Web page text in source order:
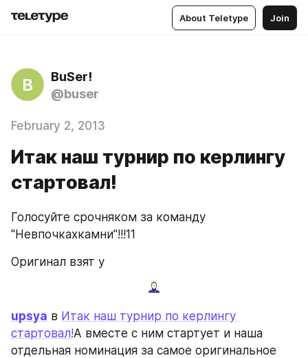
About Teletype Join
B
BuSer!
@buser
February 2, 2013
Итак наш турнир по керлингу
стартовал!
Голосуйте срочняком за команду
"Невпочкахкамни"!!!11
Оригинал взят у
upsya в Итак наш турнир по керлингу
стартовал!А вместе с ним стартует и наша
отдельная номинация за самое оригинальное